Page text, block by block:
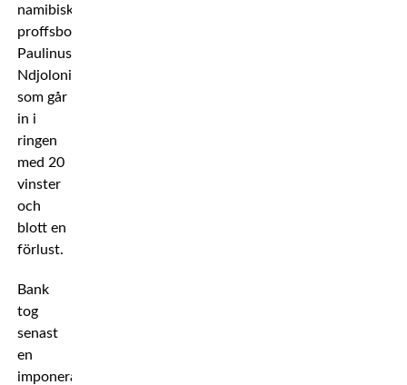
namibiske
proffsboxaren
Paulinus
Ndjolonimu,
som går
in i
ringen
med 20
vinster
och
blott en
förlust.
Bank
tog
senast
en
imponerande